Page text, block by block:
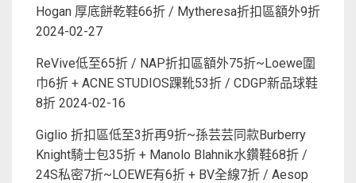
Hogan 厚底餅乾鞋66折 / Mytheresa折扣區額外9折
2024-02-27
ReVive低至65折 / NAP折扣區額外75折~Loewe圍
巾6折 + ACNE STUDIOS踝靴53折 / CDGP新品球鞋
8折 2024-02-16
Giglio 折扣區低至3折再9折~孫芸芸同款Burberry
Knight騎士包35折 + Manolo Blahnik水鑽鞋68折 /
24S私密7折~LOEWE有6折 + BV全線7折 / Aesop